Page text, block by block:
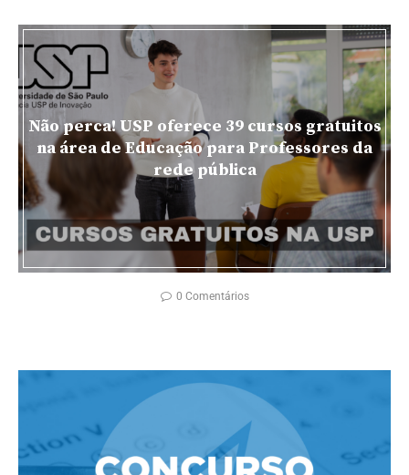
Não perca! USP oferece 39 cursos gratuitos
na área de Educação para Professores da
rede pública
0 Comentários